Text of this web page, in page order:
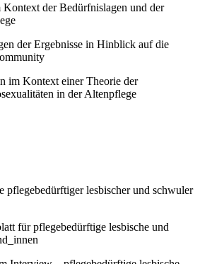
der Bedürfnislagen und der
der Ergebnisse in Hinblick auf die
im Kontext einer Theorie der
in der Altenpflege
pflegebedürftiger lesbischer und schwuler
für pflegebedürftige lesbische und